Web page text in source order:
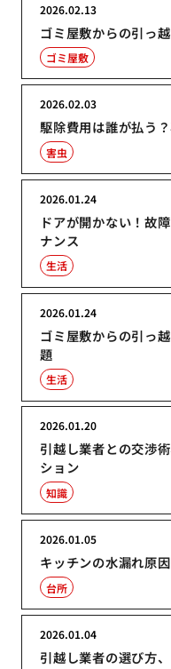
ゴミ屋敷からの引っ
2026.02.13
ゴミ屋敷
駆除費用は誰が払う
2026.02.03
害虫
ドアが開かない！故
ナンス
2026.01.24
生活
ゴミ屋敷からの引っ
題
2026.01.24
生活
引越し業者との交渉
ション
2026.01.20
知識
キッチンの水漏れ原
2026.01.05
台所
引越し業者の選び方
2026.01.04